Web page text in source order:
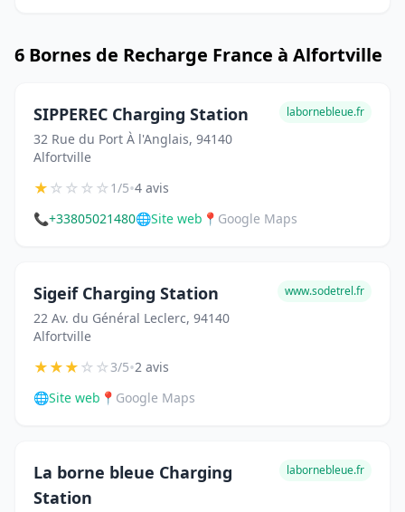
6 Bornes de Recharge France à Alfortville
SIPPEREC Charging Station
32 Rue du Port À l'Anglais, 94140
Alfortville
labornebleue.fr
★☆☆☆☆1/5•4 avis
📞+33805021480🌐Site web 📍 Google Maps
Sigeif Charging Station
22 Av. du Général Leclerc, 94140
Alfortville
www.sodetrel.fr
★★★☆☆3/5•2 avis
🌐Site web 📍 Google Maps
La borne bleue Charging
Station
labornebleue.fr